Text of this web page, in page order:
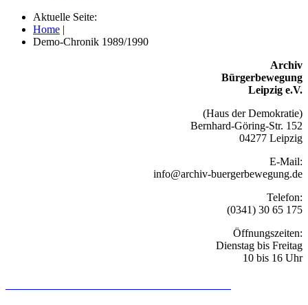
Aktuelle Seite:
Home |
Demo-Chronik 1989/1990
Archiv
Bürgerbewegung
Leipzig e.V.
(Haus der Demokratie)
Bernhard-Göring-Str. 152
04277 Leipzig
E-Mail:
info@archiv-buergerbewegung.de
Telefon:
(0341) 30 65 175
Öffnungszeiten:
Dienstag bis Freitag
10 bis 16 Uhr